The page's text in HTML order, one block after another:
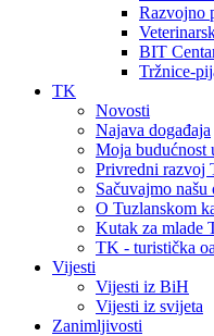
Razvojno
BIT
Tržnice-
TK
Novosti
Najava događaja
Moja budućnost
Privredni razvoj
Sačuvajmo našu
O Tuzlanskom
Kutak za mlade
TK - turistička
Vijesti
Vijesti iz BiH
Vijesti iz svijeta
Zanimljivosti